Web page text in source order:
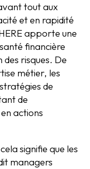
tout aux
et en rapidité
apporte une
financière
risques. De
métier, les
de
de
actions
signifie que les
managers